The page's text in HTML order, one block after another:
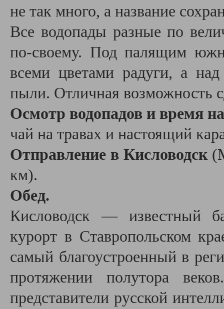
не так много, а название
Все водопады разные по
по-своему. Под палящим
всеми цветами радуги, а
пыли. Отличная возможность
Осмотр водопадов и время
чай на травах и настоящий
Отправление в Кисловодск
км).
Обед.
Кисловодск — известный
курорт в Ставропольском
самый благоустроенный в
протяжении полутора
представители русской